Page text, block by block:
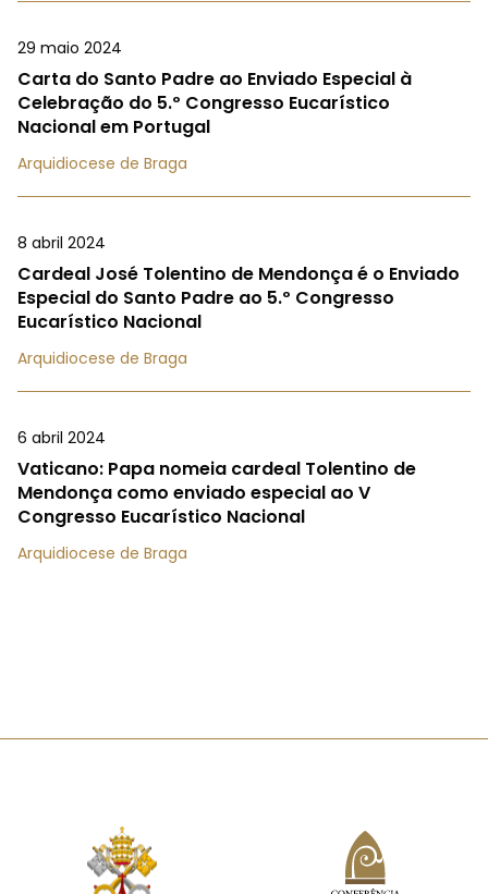
29 maio 2024
Carta do Santo Padre ao Enviado Especial à
Celebração do 5.º Congresso Eucarístico
Nacional em Portugal
Arquidiocese de Braga
8 abril 2024
Cardeal José Tolentino de Mendonça é o Enviado
Especial do Santo Padre ao 5.º Congresso
Eucarístico Nacional
Arquidiocese de Braga
6 abril 2024
Vaticano: Papa nomeia cardeal Tolentino de
Mendonça como enviado especial ao V
Congresso Eucarístico Nacional
Arquidiocese de Braga